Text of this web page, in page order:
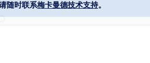
随时联系梅卡曼德技术支持。